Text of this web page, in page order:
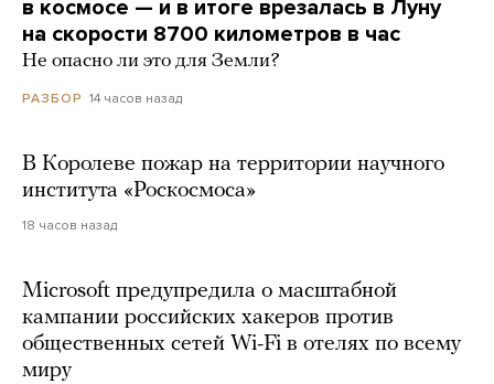
в космосе — и в итоге врезалась в Луну
на скорости 8700 километров в час
Не опасно ли это для Земли?
РАЗБОР 14 часов назад
В Королеве пожар на территории научного
института «Роскосмоса»
18 часов назад
Microsoft предупредила о масштабной
кампании российских хакеров против
общественных сетей Wi-Fi в отелях по всему
миру